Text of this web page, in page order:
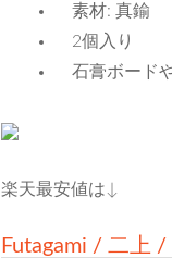
素材: 真鍮
2個入り
石膏ボード
楽天最安値は↓
Futagami / 二上